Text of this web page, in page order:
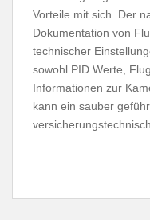
Vorteile mit sich. Der
Dokumentation von
technischer
sowohl PID Werte,
Informationen zur
kann ein sauber